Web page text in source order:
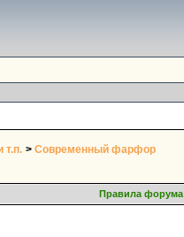
т.п. > Современный фарфор
Правила форума